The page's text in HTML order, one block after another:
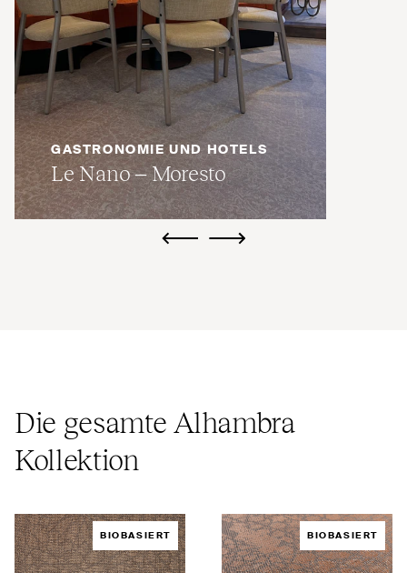
GASTRONOMIE UND HOTELS
Le Nano – Moresto
ui.previousui.next
Die gesamte Alhambra
Kollektion
BIOBASIERT BIOBASIERT